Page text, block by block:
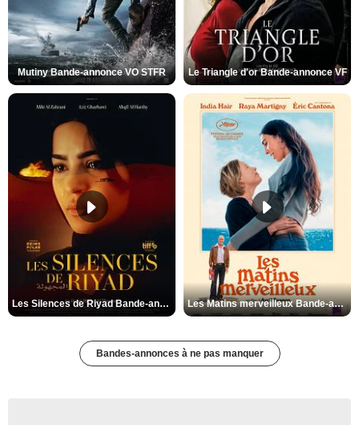
Mutiny Bande-annonce VO STFR Le Triangle d'or Bande-annonce VF
Les Silences de Riyad Bande-annonce VO STFR Les Matins merveilleux Bande-annonce VF
Bandes-annonces à ne pas manquer